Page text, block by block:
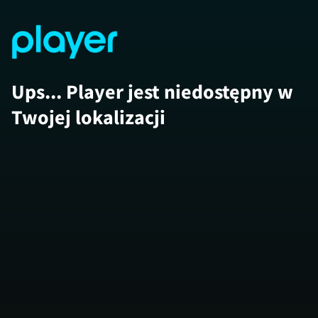
Ups... Player jest niedostępny w
Twojej lokalizacji